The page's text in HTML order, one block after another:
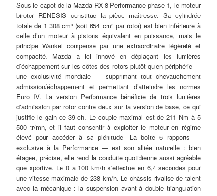
Sous le capot de la Mazda RX-8 Performance phase 1, le moteur
birotor RENESIS constitue la pièce maîtresse. Sa cylindrée
totale de 1 308 cm³ (soit 654 cm³ par rotor) est bien inférieure à
celle d’un moteur à pistons équivalent en puissance, mais le
principe Wankel compense par une extraordinaire légèreté et
compacité. Mazda a ici innové en déplaçant les lumières
d’échappement sur les côtés des rotors plutôt qu’en périphérie —
une exclusivité mondiale — supprimant tout chevauchement
admission/échappement et permettant d’atteindre les normes
Euro IV. La version Performance bénéficie de trois lumières
d’admission par rotor contre deux sur la version de base, ce qui
justifie le gain de 39 ch. Le couple maximal est de 211 Nm à 5
500 tr/mn, et il faut consentir à exploiter le moteur en régime
élevé pour accéder à sa plénitude. La boîte 6 rapports —
exclusive à la Performance — est son alliée naturelle : bien
étagée, précise, elle rend la conduite quotidienne aussi agréable
que sportive. Le 0 à 100 km/h s’effectue en 6,4 secondes pour
une vitesse maximale de 238 km/h. Le châssis rivalise de talent
avec la mécanique : la suspension avant à double triangulation